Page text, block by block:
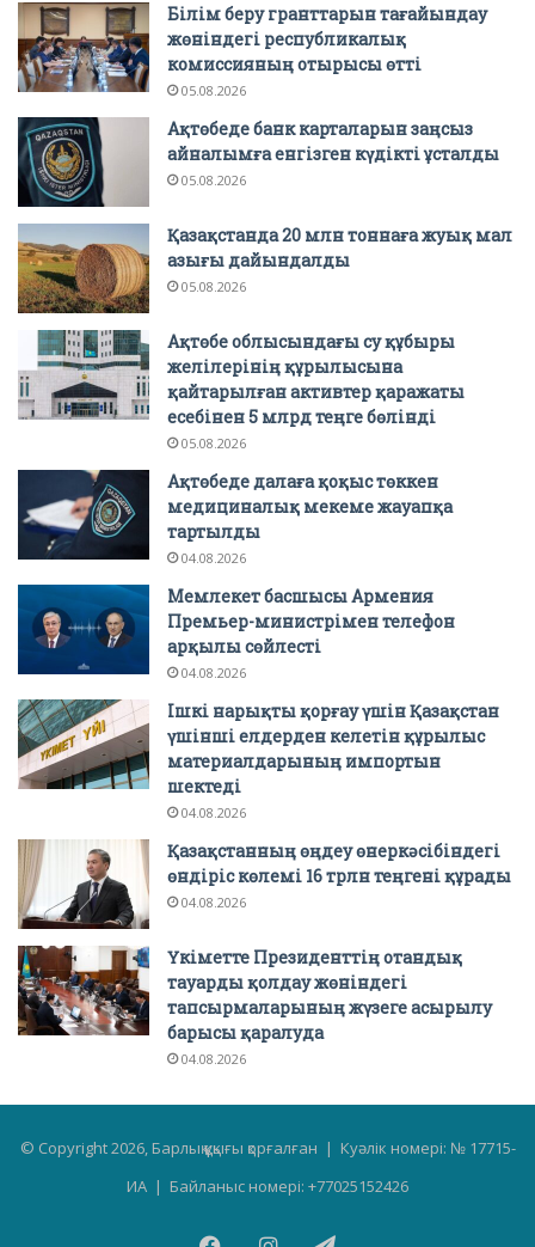
Білім беру гранттарын тағайындау
жөніндегі республикалық
комиссияның отырысы өтті
05.08.2026
Ақтөбеде банк карталарын заңсыз
айналымға енгізген күдікті ұсталды
05.08.2026
Қазақстанда 20 млн тоннаға жуық мал
азығы дайындалды
05.08.2026
Ақтөбе облысындағы су құбыры
желілерінің құрылысына
қайтарылған активтер қаражаты
есебінен 5 млрд теңге бөлінді
05.08.2026
Ақтөбеде далаға қоқыс төккен
медициналық мекеме жауапқа
тартылды
04.08.2026
Мемлекет басшысы Армения
Премьер-министрімен телефон
арқылы сөйлесті
04.08.2026
Ішкі нарықты қорғау үшін Қазақстан
үшінші елдерден келетін құрылыс
материалдарының импортын
шектеді
04.08.2026
Қазақстанның өңдеу өнеркәсібіндегі
өндіріс көлемі 16 трлн теңгені құрады
04.08.2026
Үкіметте Президенттің отандық
тауарды қолдау жөніндегі
тапсырмаларының жүзеге асырылу
барысы қаралуда
04.08.2026
© Copyright 2026, Барлық құқығы қорғалған | Куәлік номері: № 17715-
ИА | Байланыс номері: +77025152426